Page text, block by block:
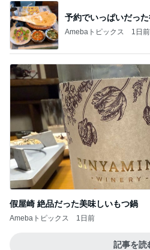
予約でいっぱいだっ
Amebaトピックス 1日前
假屋崎 絶品だった美味しいもつ鍋
Amebaトピックス 1日前
記事を読